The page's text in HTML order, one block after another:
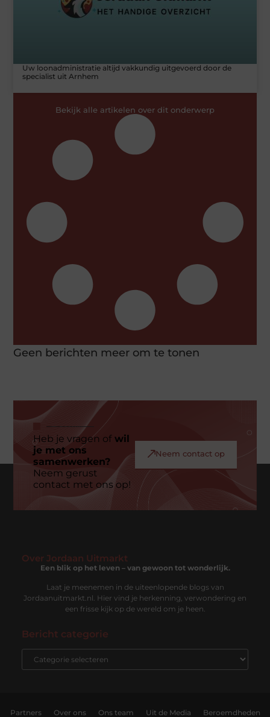
Uw loonadministratie altijd vakkundig uitgevoerd door de
specialist uit Arnhem
Bekijk alle artikelen over dit onderwerp
Geen berichten meer om te tonen
Heb je vragen ofwil
je met ons
samenwerken?
Neem gerust
contact met ons op!
Neem contact op
Over Jordaan Uitmarkt
Een blik op het leven – van gewoon tot wonderlijk.
Laat je meenemen in de uiteenlopende blogs van
Jordaanuitmarkt.nl. Hier vind je herkenning, verwondering en
een frisse kijk op de wereld om je heen.
Bericht categorie
Partners Over ons Ons team Uit de Media Beroemdheden